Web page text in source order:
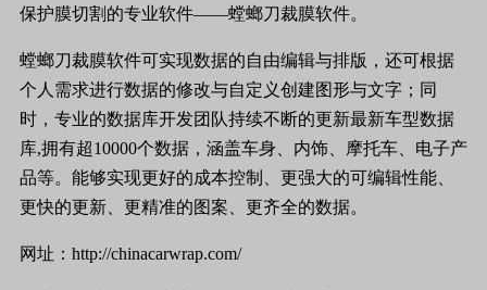
保护膜切割的专业软件——螳螂刀裁膜软件。
螳螂刀裁膜软件可实现数据的自由编辑与排版，还可根据
个人需求进行数据的修改与自定义创建图形与文字；同
时，专业的数据库开发团队持续不断的更新最新车型数据
库,拥有超10000个数据，涵盖车身、内饰、摩托车、电子产
品等。能够实现更好的成本控制、更强大的可编辑性能、
更快的更新、更精准的图案、更齐全的数据。
网址：http://chinacarwrap.com/